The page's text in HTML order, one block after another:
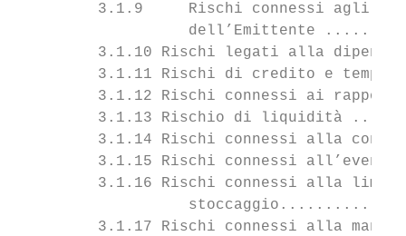
3.1.9     Rischi connessi agli
dell’Emittente
3.1.10 Rischi legati alla
3.1.11 Rischi di credito e
3.1.12 Rischi connessi ai
3.1.13 Rischio di liquidità
3.1.14 Rischi connessi alla
3.1.15 Rischi connessi
3.1.16 Rischi connessi alla
3.1.17 Rischi connessi alla